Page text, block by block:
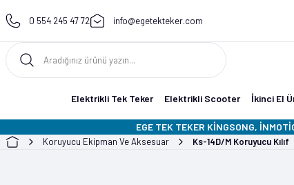
0 554 245 47 72 info@egetekteker.com
Elektrikli Tek Teker Elektrikli Scooter İkinci El
EGE TEK TEKER KİNGSONG,
Koruyucu Ekipman Ve Aksesuar Ks-14D/M Koruyucu Kılıf